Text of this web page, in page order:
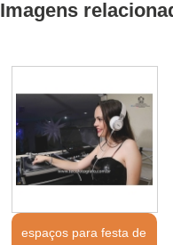
Imagens
espaços para festa de